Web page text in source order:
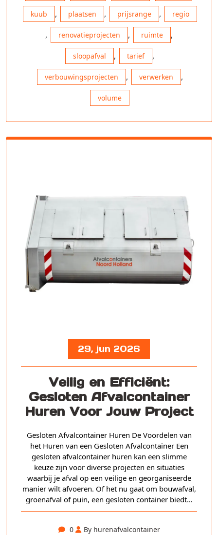
kuub , plaatsen , prijsrange , regio
, renovatieprojecten , ruimte ,
sloopafval , tarief ,
verbouwingsprojecten , verwerken ,
volume
29, jun 2026
Veilig en Efficiënt:
Gesloten Afvalcontainer
Huren Voor Jouw Project
Gesloten Afvalcontainer Huren De Voordelen van
het Huren van een Gesloten Afvalcontainer Een
gesloten afvalcontainer huren kan een slimme
keuze zijn voor diverse projecten en situaties
waarbij je afval op een veilige en georganiseerde
manier wilt afvoeren. Of het nu gaat om bouwafval,
groenafval of puin, een gesloten container biedt…
0 By hurenafvalcontainer